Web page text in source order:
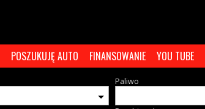
POSZUKUJĘ AUTO FINANSOWANIE YOU TUBE
Paliwo